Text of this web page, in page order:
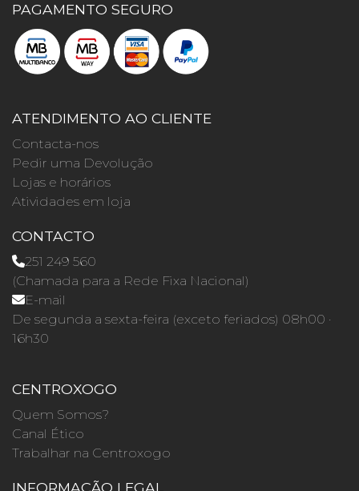
PAGAMENTO SEGURO
ATENDIMENTO AO CLIENTE
Contacta-nos
Pedir uma Devolução
Lojas e horários
Atividades em loja
CONTACTO
251 249 560
(Chamada para a Rede Fixa Nacional)
E-mail
De segunda a sexta-feira (exceto feriados) 08h00 ·
16h30
CENTROXOGO
Quem Somos?
Canal Ético
Trabalhar na Centroxogo
INFORMAÇÃO LEGAL